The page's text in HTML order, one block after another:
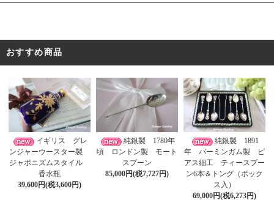
おすすめ商品
イギリス グレ
ンジャーウースター製
ジャポニズムスタイル
香水瓶
39,600円(税3,600円)
純銀製 1780年
頃 ロンドン製 モート
スプーン
85,000円(税7,727円)
純銀製 1891
年 バーミンガム製 ピ
アス細工 ティースプー
ン6本＆トング（ボック
ス入）
69,000円(税6,273円)